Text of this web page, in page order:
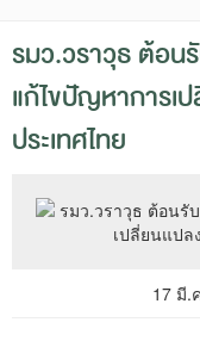
รมว.วราวุธ ต้อ
แก้ไขปัญหาการเ
ประเทศไทย
17 มี.